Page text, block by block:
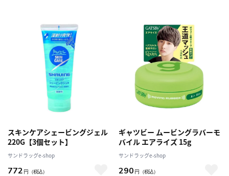
スキンケアシェービングジェル
220G【3個セット】
サンドラッグe-shop
772 円 （税込）
ギャツビー ムービングラバーモ
バイル エアライズ 15g
サンドラッグe-shop
290 円 （税込）